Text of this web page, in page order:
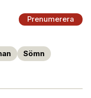
Prenumerera
Sömn